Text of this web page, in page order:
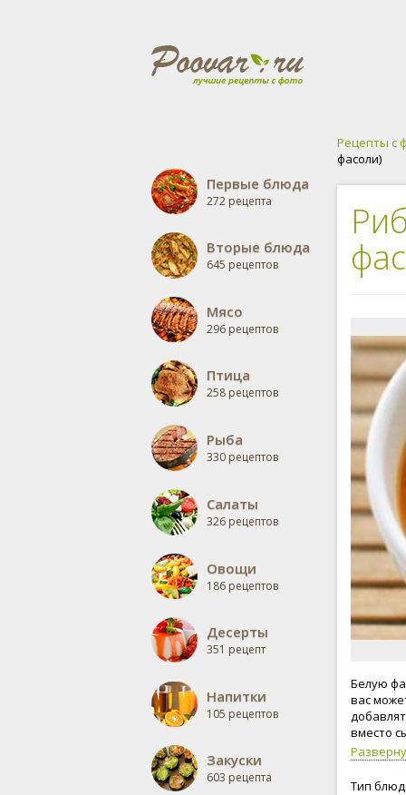
Первые блюда
272 рецепта
Вторые блюда
645 рецептов
Мясо
296 рецептов
Птица
258 рецептов
Рыба
330 рецептов
Салаты
326 рецептов
Овощи
186 рецептов
Десерты
351 рецепт
Напитки
105 рецептов
Закуски
603 рецепта
Рецепты с
фасоли)
Белую
вас
вместо
Тип